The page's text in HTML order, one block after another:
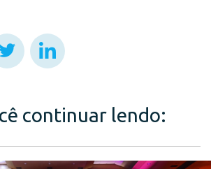
continuar lendo: